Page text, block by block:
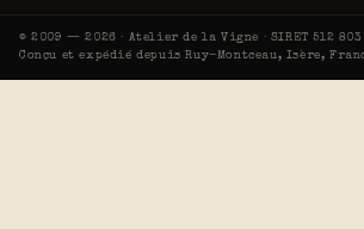
© 2009 — 2026 · Atelier de la Vigne · SIRET 512 803
Conçu et expédié depuis Ruy-Montceau, Isère,